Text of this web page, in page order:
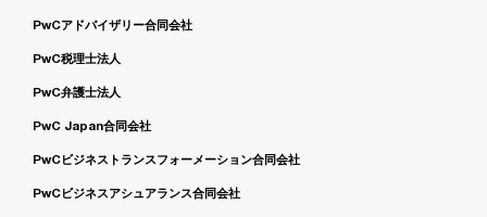
PwCアドバイザリー合同会社
PwC税理士法人
PwC弁護士法人
PwC Japan合同会社
PwCビジネストランスフォーメーション合同会社
PwCビジネスアシュアランス合同会社